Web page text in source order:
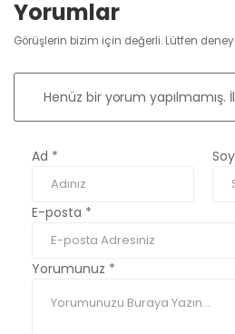
Yorumlar
Görüşlerin bizim için değerli. Lütfen
Henüz bir yorum yapılmamış.
Ad *
E-posta *
Yorumunuz *